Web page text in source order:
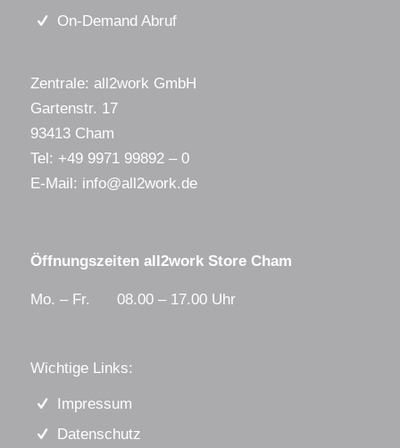
On-Demand Abruf
Zentrale: all2work GmbH
Gartenstr. 17
93413 Cham
Tel: +49 9971 99892 – 0
E-Mail: info@all2work.de
Öffnungszeiten all2work Store Cham
Mo. – Fr. 08.00 – 17.00 Uhr
Wichtige Links:
Impressum
Datenschutz